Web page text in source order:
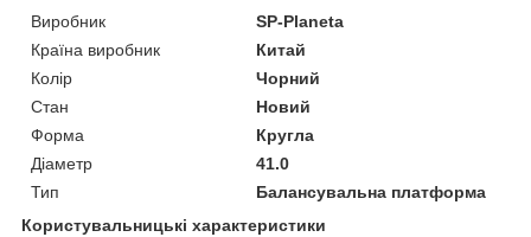
Виробник
SP-Planeta
Країна виробник
Китай
Колір
Чорний
Стан
Новий
Форма
Кругла
Діаметр
41.0
Тип
Балансувальна платформа
Користувальницькі характеристики